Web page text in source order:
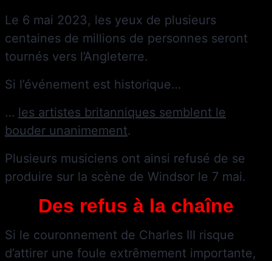
Le 6 mai 2023, les yeux de plusieurs
centaines de millions de personnes seront
tournés vers l’Angleterre.
Si l’événement est historique…
… les artistes britanniques semblent le
bouder unanimement.
Plusieurs musiciens ont ainsi refusé de se
produire sur la scène de Windsor le 7 mai.
Des refus à la chaîne
Si le couronnement de Charles III risque
d’attirer une foule extrêmement importante,